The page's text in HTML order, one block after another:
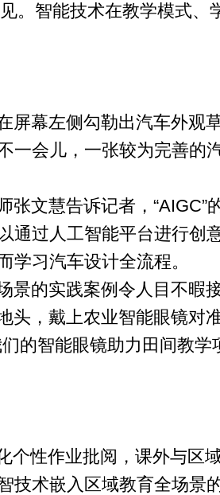
。智能技术在教学模式
屏幕左侧勾勒出汽车外观
一会儿，一张较为完善的
文慧告诉记者，“AIGC”
通过人工智能平台进行创
学习汽车设计全流程。
的实践案例令人目不暇接
头，戴上农业智能眼镜对
的智能眼镜助力田间教学
性作业批阅，课外与区
术嵌入区域教育全场景的